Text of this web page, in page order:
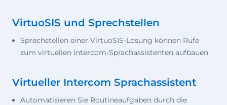
VirtuoSIS und Sprechstellen
Sprechstellen einer VirtuoSIS-Lösung können Rufe
zum virtuellen Intercom-Sprachassistenten aufbauen
Virtueller Intercom Sprachassistent
Automatisieren Sie Routineaufgaben durch die